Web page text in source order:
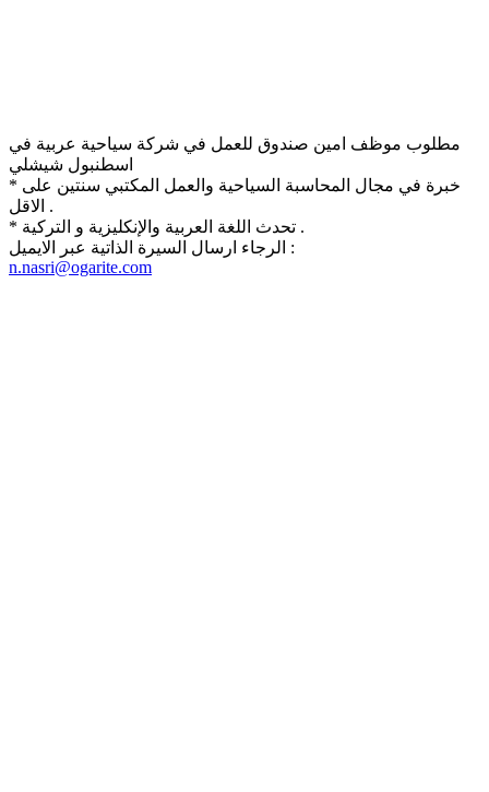
مطلوب موظف امين صندوق للعمل في شركة سياحية عربية في
اسطنبول شيشلي
* خبرة في مجال المحاسبة السياحية والعمل المكتبي سنتين على
الاقل .
* تحدث اللغة العربية والإنكليزية و التركية .
الرجاء ارسال السيرة الذاتية عبر الايميل :
n.nasri@ogarite.com